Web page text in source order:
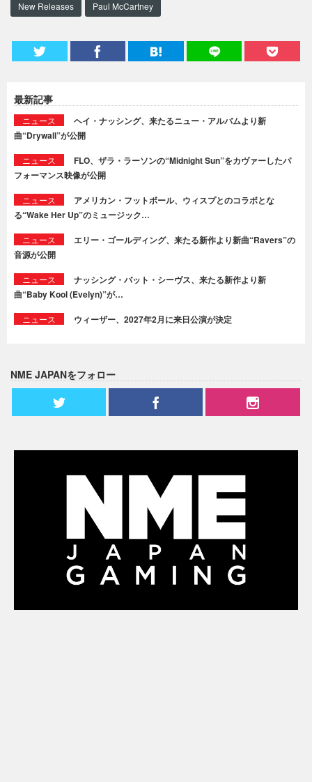
New Releases Paul McCartney
最新記事
ニュース
ヘイ・ナッシング、来たるニュー・アルバムより新
曲“Drywall”が公開
ニュース
FLO、ザラ・ラーソンの“Midnight Sun”をカヴァーしたパ
フォーマンス映像が公開
ニュース
アメリカン・フットボール、ウィスプとのコラボとな
る“Wake Her Up”のミュージック…
ニュース
エリー・ゴールディング、来たる新作より新曲“Ravers”の
音源が公開
ニュース
ナッシング・バット・シーヴス、来たる新作より新
曲“Baby Kool (Evelyn)”が…
ニュース ウィーザー、2027年2月に来日公演が決定
NME JAPANをフォロー